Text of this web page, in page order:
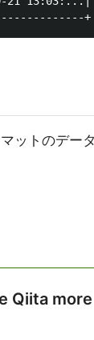
ットのデー
Qiita more